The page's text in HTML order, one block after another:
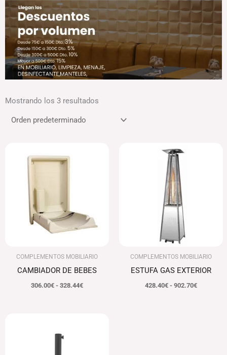
Mostrando los 3 resultados
COMPLEMENTOS MOBILIARIO
CAMBIADOR DE BEBES
306.00€ - 328.44€
COMPLEMENTOS MOBILIARIO
ESTUFA GAS EXTERIOR
428.40€ - 902.70€